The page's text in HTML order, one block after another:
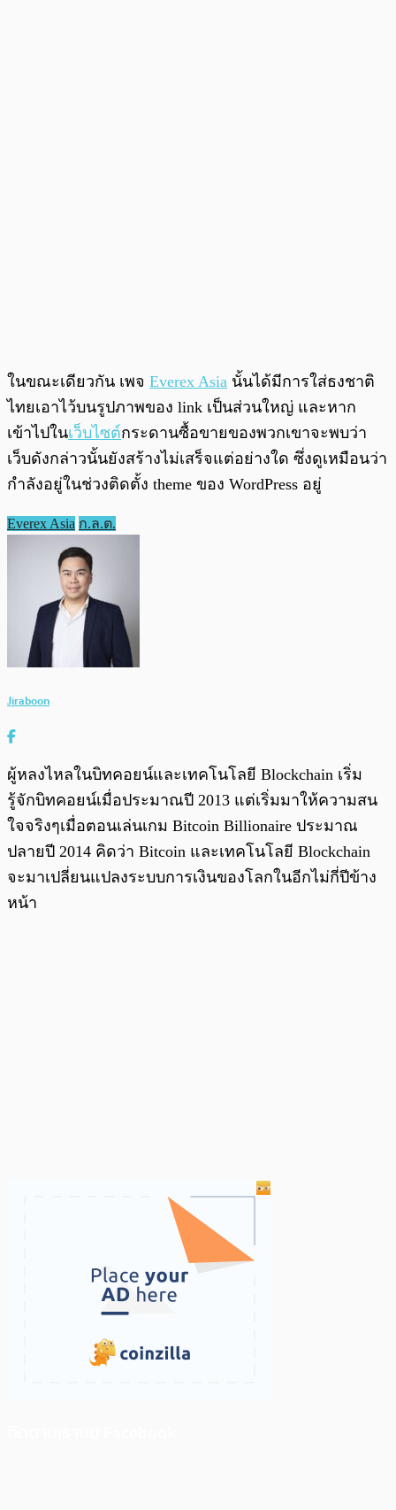
ในขณะเดียวกัน เพจ Everex Asia นั้นได้มีการใส่ธงชาติ
ไทยเอาไว้บนรูปภาพของ link เป็นส่วนใหญ่ และหาก
เข้าไปในเว็บไซต์กระดานซื้อขายของพวกเขาจะพบว่า
เว็บดังกล่าวนั้นยังสร้างไม่เสร็จแต่อย่างใด ซึ่งดูเหมือนว่า
กำลังอยู่ในช่วงติดตั้ง theme ของ WordPress อยู่
Everex Asia ก.ล.ต.
Jiraboon
ผู้หลงไหลในบิทคอยน์และเทคโนโลยี Blockchain เริ่ม
รู้จักบิทคอยน์เมื่อประมาณปี 2013 แต่เริ่มมาให้ความสน
ใจจริงๆเมื่อตอนเล่นเกม Bitcoin Billionaire ประมาณ
ปลายปี 2014 คิดว่า Bitcoin และเทคโนโลยี Blockchain
จะมาเปลี่ยนแปลงระบบการเงินของโลกในอีกไม่กี่ปีข้าง
หน้า